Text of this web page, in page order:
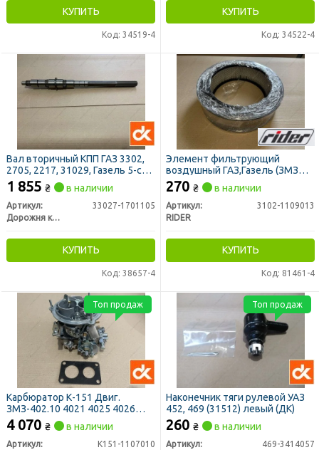
КУПИТЬ
Код: 34519-4
КУПИТЬ
Код: 34522-4
Вал вторичный КПП ГАЗ 3302,
2705, 2217, 31029, Газель 5-ст.
не в сб. (ДК)
1 855 ₴ в наличии
Артикул:
33027-1701105
Дорожня карта
КУПИТЬ
Код: 38657-4
Элемент фильтрующий
воздушный ГАЗ,Газель (ЗМЗ
402,406),УМЗ 4215 (RIDER)
270 ₴ в наличии
Артикул:
3102-1109013
RIDER
КУПИТЬ
Код: 81461-4
Карбюратор К-151 Двиг.
ЗМЗ-402.10 4021 4025 4026
(ДК)
4 070 ₴ в наличии
Артикул:
К151-1107010
Топ продаж
Наконечник тяги рулевой УАЗ
452, 469 (31512) левый (ДК)
260 ₴ в наличии
Артикул:
469-3414057
Топ продаж